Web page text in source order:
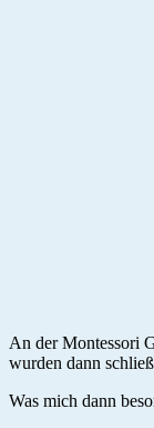
An der Montessori
wurden dann
Was mich dann